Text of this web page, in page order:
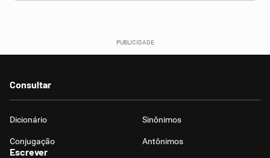
Consultar
Dicionário Sinônimos
Conjugação Antônimos
Escrever